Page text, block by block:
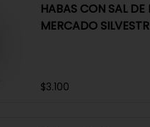
HABAS CON SAL DE
MERCADO
$3.100